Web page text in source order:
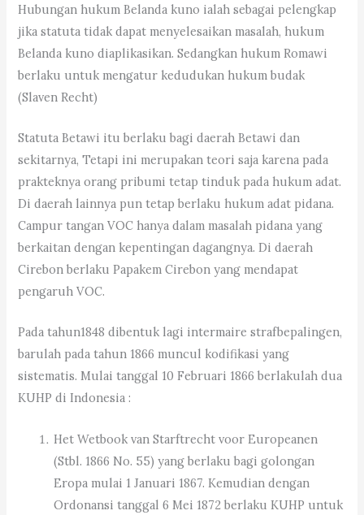
Hubungan hukum Belanda kuno ialah sebagai pelengkap
jika statuta tidak dapat menyelesaikan masalah, hukum
Belanda kuno diaplikasikan. Sedangkan hukum Romawi
berlaku untuk mengatur kedudukan hukum budak
(Slaven Recht)
Statuta Betawi itu berlaku bagi daerah Betawi dan
sekitarnya, Tetapi ini merupakan teori saja karena pada
prakteknya orang pribumi tetap tinduk pada hukum adat.
Di daerah lainnya pun tetap berlaku hukum adat pidana.
Campur tangan VOC hanya dalam masalah pidana yang
berkaitan dengan kepentingan dagangnya. Di daerah
Cirebon berlaku Papakem Cirebon yang mendapat
pengaruh VOC.
Pada tahun1848 dibentuk lagi intermaire strafbepalingen,
barulah pada tahun 1866 muncul kodifikasi yang
sistematis. Mulai tanggal 10 Februari 1866 berlakulah dua
KUHP di Indonesia :
Het Wetbook van Starftrecht voor Europeanen
(Stbl. 1866 No. 55) yang berlaku bagi golongan
Eropa mulai 1 Januari 1867. Kemudian dengan
Ordonansi tanggal 6 Mei 1872 berlaku KUHP untuk